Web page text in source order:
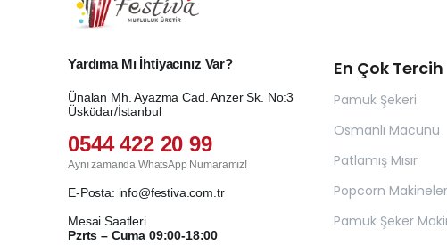
En Çok
Pamuk Şekeri
Osmanlı Macunu
Patlamış Mısır
Popcorn
Pamuk Şeker
Yardıma Mı İhtiyacınız Var?
Ünalan Mh. Ayazma Cad. Anzer Sk. No:3
Üsküdar/İstanbul
0544 422 20 99
Aynı zamanda WhatsApp Numaramız!
E-Posta: info@festiva.com.tr
Mesai Saatleri
Pzrts – Cuma 09:00-18:00